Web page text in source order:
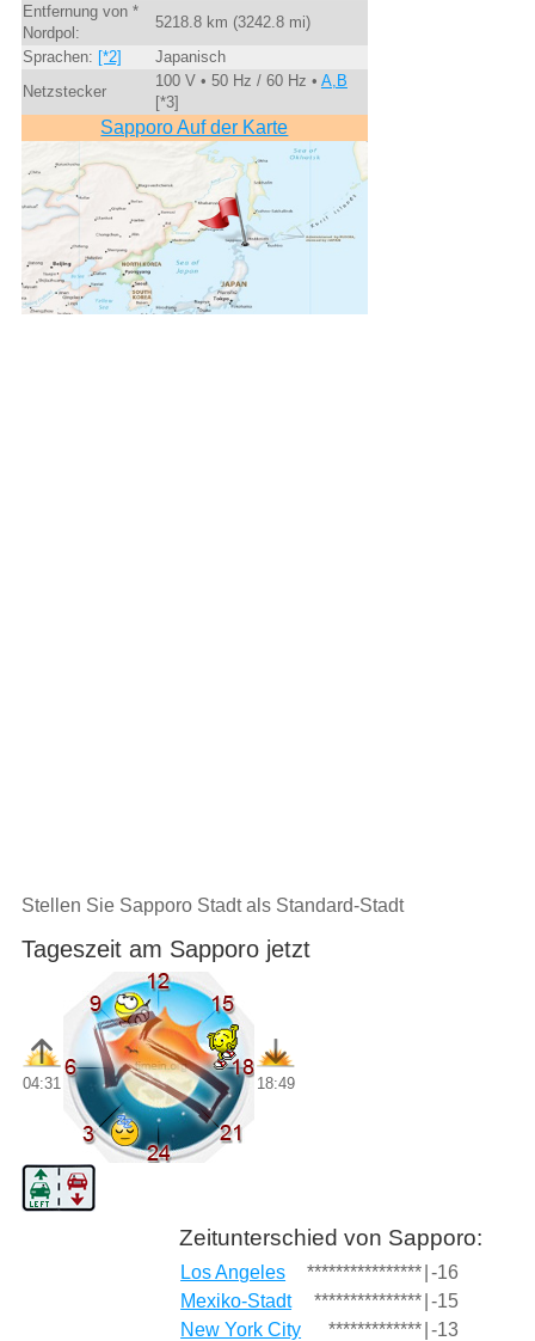
Entfernung von *
Nordpol:
5218.8 km (3242.8 mi)
Sprachen: [*2]
Japanisch
Netzstecker
100 V • 50 Hz / 60 Hz • A,B
[*3]
Sapporo Auf der Karte
Stellen Sie Sapporo Stadt als Standard-Stadt
Tageszeit am Sapporo jetzt
04:31 18:49
Zeitunterschied von Sapporo:
Los Angeles **************** -16
Mexiko-Stadt
*************** -15
New York City
************* -13